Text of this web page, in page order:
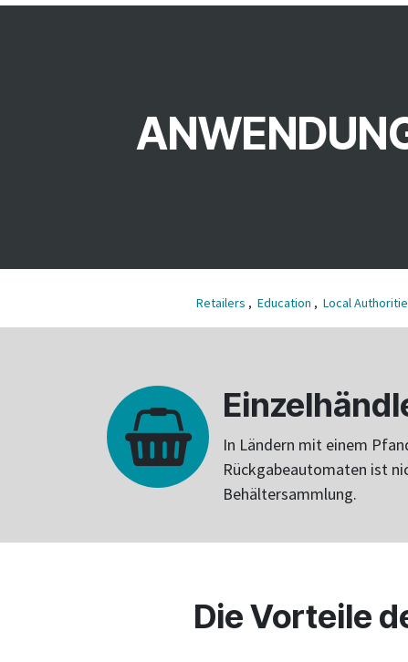
Retailers , Education , Local
In Ländern mit einem
Rückgabeautomaten ist
Behältersammlung.
Die Vorteile